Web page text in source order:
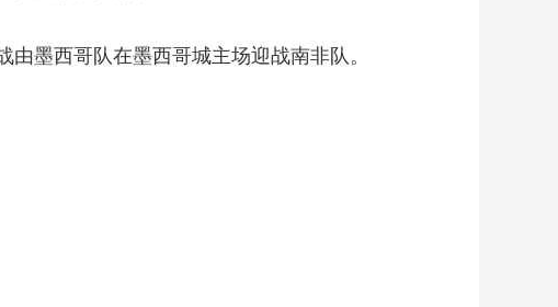
墨西哥队在墨西哥城主场迎战南非队。